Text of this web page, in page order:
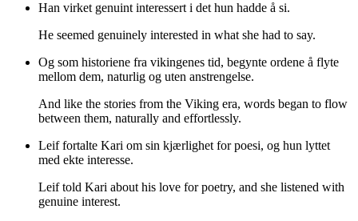
Han virket genuint interessert i det hun hadde å si.
He seemed genuinely interested in what she had to say.
Og som historiene fra vikingenes tid, begynte ordene å flyte
mellom dem, naturlig og uten anstrengelse.
And like the stories from the Viking era, words began to flow
between them, naturally and effortlessly.
Leif fortalte Kari om sin kjærlighet for poesi, og hun lyttet
med ekte interesse.
Leif told Kari about his love for poetry, and she listened with
genuine interest.